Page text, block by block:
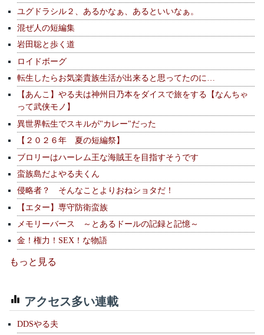
ユグドラシル２、あるかなぁ、あるといいなぁ。
混ぜ人の短編集
岩田聡と歩く道
ロイドボーグ
転生したらお気楽貴族生活が出来ると思ってたのに…
【あんこ】やる夫は神州日乃本をダイスで旅をする【なんちゃ
って武侠モノ】
異世界転生でスキルが"カレー"だった
【２０２６年 夏の短編祭】
ブロリーはハーレム王な海賊王を目指すそうです
蛮族島だよやる夫くん
侵略者？ そんなことよりおねショタだ！
【エター】専守防衛蛮族
メモリーバース ～とあるドールの記録と記憶～
金！権力！SEX！な物語
もっと見る
アクセス多い連載
DDSやる夫